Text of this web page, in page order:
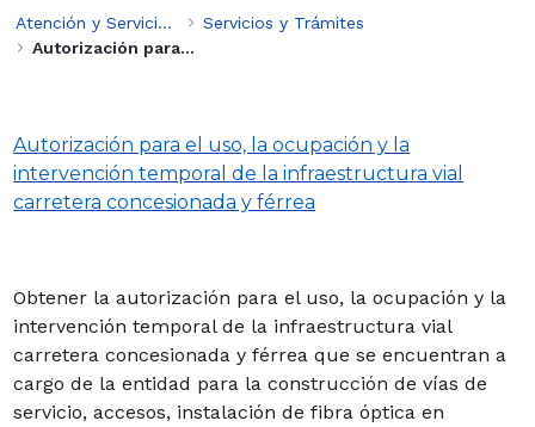
Atención y Servicios a la Ciudadanía
Servicios y Trámites
Autorización para el uso, la ocupación y la intervención temporal de la infraestructura vial carretera concesionada y férrea
Autorización para el uso, la ocupación y la
intervención temporal de la infraestructura vial
carretera concesionada y férrea
Obtener la autorización para el uso, la ocupación y la
intervención temporal de la infraestructura vial
carretera concesionada y férrea que se encuentran a
cargo de la entidad para la construcción de vías de
servicio, accesos, instalación de fibra óptica en